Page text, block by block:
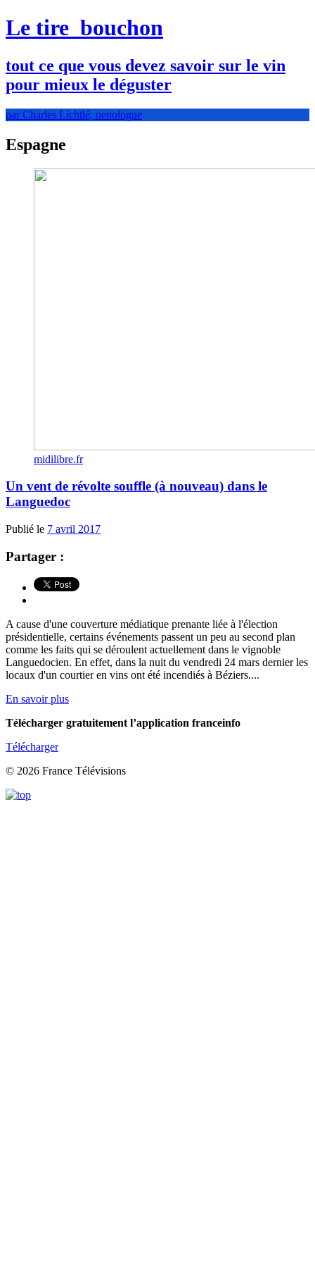
Le tire bouchon
tout ce que vous devez savoir sur le vin
pour mieux le déguster
par Charles Lichtlé, oenologue
Espagne
midilibre.fr
Un vent de révolte souffle (à nouveau) dans le
Languedoc
Publié le 7 avril 2017
Partager :
A cause d'une couverture médiatique prenante liée à l'élection
présidentielle, certains événements passent un peu au second plan
comme les faits qui se déroulent actuellement dans le vignoble
Languedocien. En effet, dans la nuit du vendredi 24 mars dernier les
locaux d'un courtier en vins ont été incendiés à Béziers....
En savoir plus
Télécharger gratuitement l’application franceinfo
Télécharger
© 2026 France Télévisions